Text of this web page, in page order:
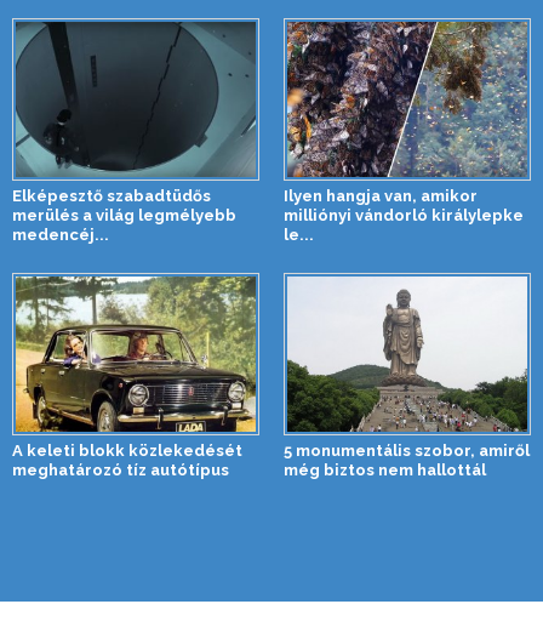
Elképesztő szabadtüdős
merülés a világ legmélyebb
medencéj...
Ilyen hangja van, amikor
milliónyi vándorló királylepke
le...
A keleti blokk közlekedését
meghatározó tíz autótípus
5 monumentális szobor, amiről
még biztos nem hallottál